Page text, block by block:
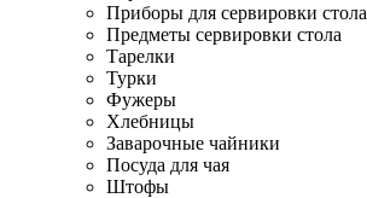
Приборы для сервировки стола
Предметы сервировки стола
Тарелки
Турки
Фужеры
Хлебницы
Заварочные чайники
Посуда для чая
Штофы